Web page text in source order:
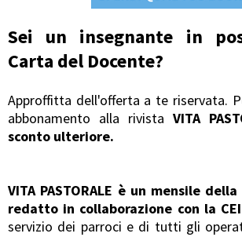
Sei un insegnante in
Carta del Docente?
Approffitta dell'offerta a te riservata.
abbonamento alla rivista VITA
sconto ulteriore.
VITA PASTORALE è un mensile
redatto in collaborazione con la
servizio dei parroci e di tutti gli